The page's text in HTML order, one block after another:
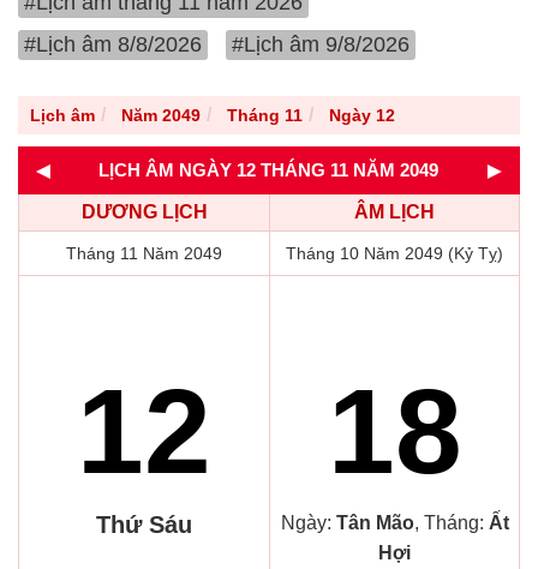
#Lịch âm 8/8/2026
#Lịch âm 9/8/2026
Lịch âm Năm 2049 Tháng 11 Ngày 12
◄ LỊCH ÂM NGÀY 12 THÁNG 11 NĂM 2049 ►
DƯƠNG LỊCH ÂM LỊCH
Tháng 11 Năm 2049 Tháng 10 Năm 2049 (Kỷ Tỵ)
12
Thứ Sáu
18
Ngày: Tân Mão, Tháng: Ất
Hợi